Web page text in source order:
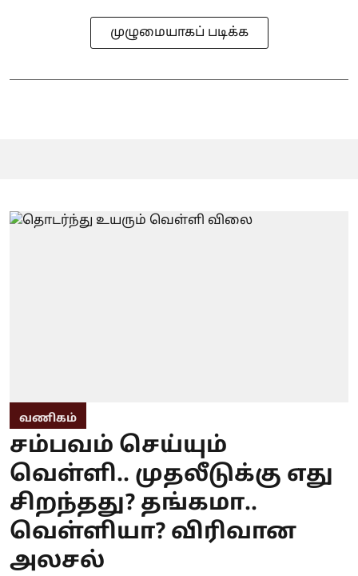
முழுமையாகப் படிக்க
வணிகம்
சம்பவம் செய்யும்
வெள்ளி.. முதலீடுக்கு எது
சிறந்தது? தங்கமா..
வெள்ளியா? விரிவான
அலசல்